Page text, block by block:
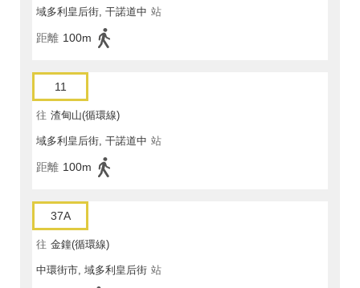
域多利皇后街, 干諾道中 站
距離 100m
11
往 渣甸山(循環線)
域多利皇后街, 干諾道中 站
距離 100m
37A
往 金鐘(循環線)
中環街市, 域多利皇后街 站